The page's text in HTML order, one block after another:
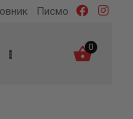
Писмо
0